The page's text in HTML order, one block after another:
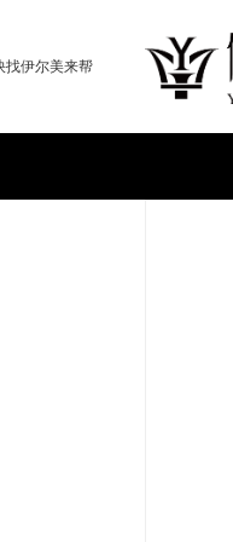
找伊尔美来帮